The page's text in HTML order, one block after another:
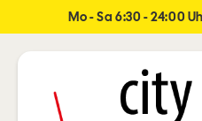
Mo - Sa 6:30 - 24:00